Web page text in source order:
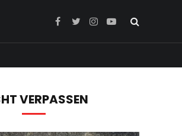
Facebook
TwitterInstagram
YouTube
VERPASSEN